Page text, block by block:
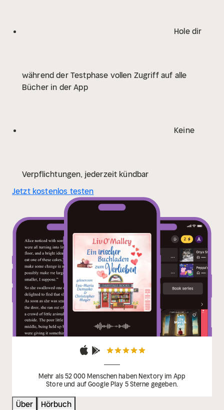
Maeve und Tom nicht entziehen können. Begleite
Auszeit für die Seele und ein absolutes Wohlfühl-
Hörbuch.
Hole dir
während der Testphase vollen Zugriff auf alle
Bücher in der App
Keine
Verpflichtungen, jederzeit kündbar
Jetzt kostenlos testen
Mehr als 52 000 Menschen haben Nextory im App
Store und auf Google Play 5 Sterne gegeben.
Über
Hörbuch